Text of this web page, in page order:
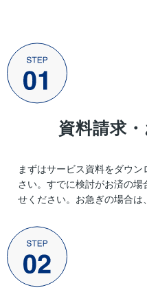
資料請求
まずはサービス資料をダウ
さい。すでに検討がお済の
せください。お急ぎの場合は